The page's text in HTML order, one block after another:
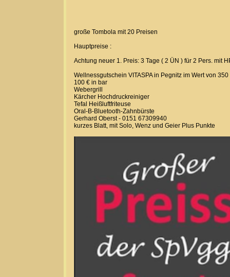
große Tombola mit 20 Preisen
Hauptpreise :
Achtung neuer 1. Preis: 3 Tage ( 2 ÜN ) für 2 Pers. mit
Wellnessgutschein VITASPA in Pegnitz im Wert von 350
100 € in bar
Webergrill
Kärcher Hochdruckreiniger
Tefal Heißluftfriteuse
Oral-B-Bluetooth-Zahnbürste
Gerhard Oberst - 0151 67309940
kurzes Blatt, mit Solo, Wenz und Geier Plus Punkte